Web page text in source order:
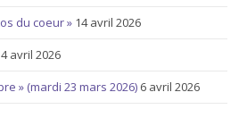
du coeur » 14 avril 2026
avril 2026
» (mardi 23 mars 2026) 6 avril 2026